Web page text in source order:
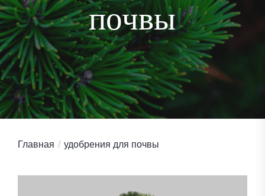
почвы
Главная удобрения для почвы